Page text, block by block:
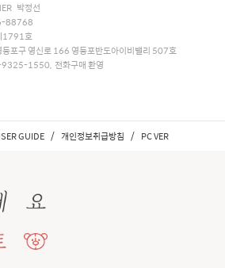
박정선
88768
1791호
포구 영신로 166 영등포반도아이비밸리 507호
1550, 전화구매 환영
GUIDE / 개인정보취급방침 / PC VER